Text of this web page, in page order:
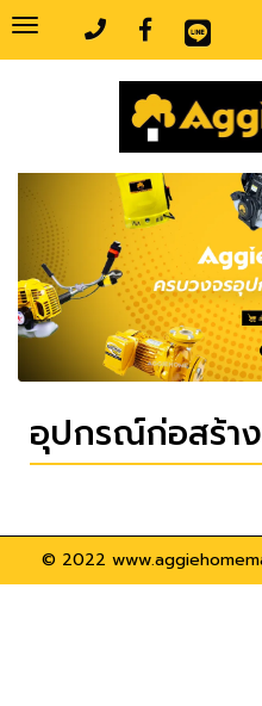
Toggle
navigation
อุปกรณ์ก่อสร้าง
© 2022